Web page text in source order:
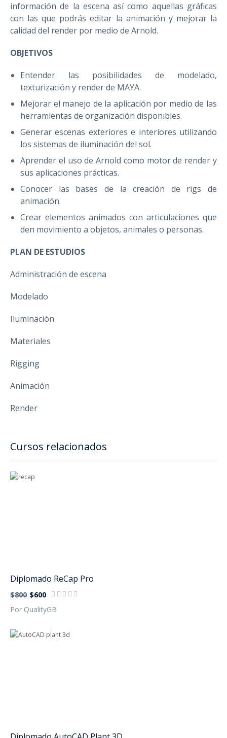
información de la escena así como aquellas gráficas
con las que podrás editar la animación y mejorar la
calidad del render por medio de Arnold.
OBJETIVOS
Entender las posibilidades de modelado,
texturización y render de MAYA.
Mejorar el manejo de la aplicación por medio de las
herramientas de organización disponibles.
Generar escenas exteriores e interiores utilizando
los sistemas de iluminación del sol.
Aprender el uso de Arnold como motor de render y
sus aplicaciones prácticas.
Conocer las bases de la creación de rigs de
animación.
Crear elementos animados con articulaciones que
den movimiento a objetos, animales o personas.
PLAN DE ESTUDIOS
Administración de escena
Modelado
Iluminación
Materiales
Rigging
Animación
Render
Cursos relacionados
Diplomado ReCap Pro
$800 $600
Por QualityGB